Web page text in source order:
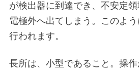
が検出器に到達でき、不安定
電極外へ出てしまう。このよ
行われます。
長所は、小型であること。操作